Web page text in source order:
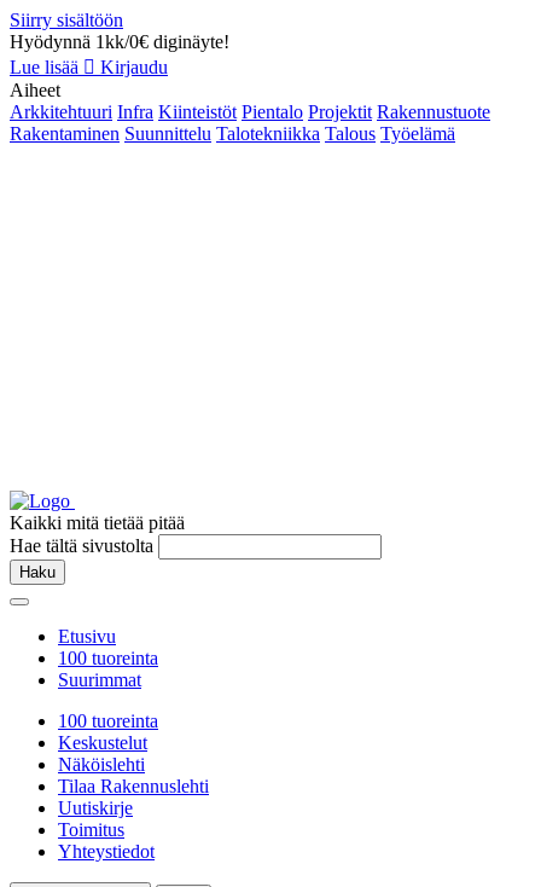
Siirry sisältöön
Hyödynnä 1kk/0€ diginäyte!
Lue lisää
Kirjaudu
Aiheet
Arkkitehtuuri Infra Kiinteistöt Pientalo Projektit Rakennustuote
Rakentaminen Suunnittelu Talotekniikka Talous Työelämä
Kaikki mitä tietää pitää
Hae tältä sivustolta
Haku
Etusivu
100 tuoreinta
Suurimmat
100 tuoreinta
Keskustelut
Näköislehti
Tilaa Rakennuslehti
Uutiskirje
Toimitus
Yhteystiedot